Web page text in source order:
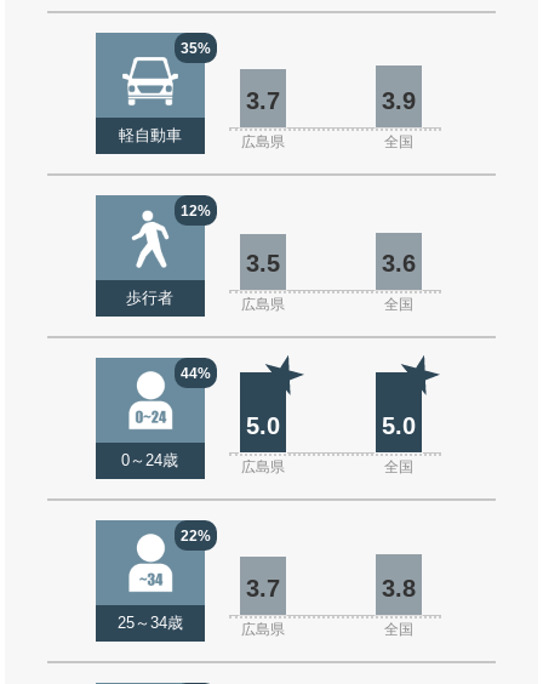
35%
軽自動車
3.7 3.9
広島県 全国
12%
歩行者
3.5 3.6
広島県 全国
44%
0～24歳
5.0 5.0
広島県 全国
22%
25～34歳
3.7 3.8
広島県 全国